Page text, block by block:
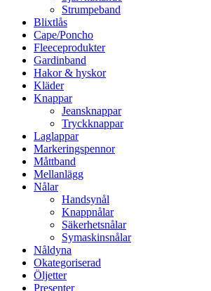
Strumpeband
Blixtlås
Cape/Poncho
Fleeceprodukter
Gardinband
Hakor & hyskor
Kläder
Knappar
Jeansknappar
Tryckknappar
Laglappar
Markeringspennor
Måttband
Mellanlägg
Nålar
Handsynål
Knappnålar
Säkerhetsnålar
Symaskinsnålar
Nåldyna
Okategoriserad
Öljetter
Presenter